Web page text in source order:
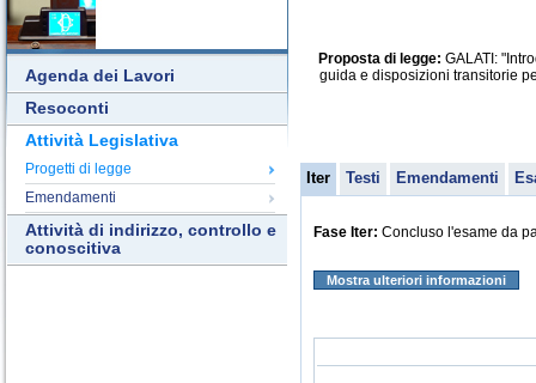
Agenda dei Lavori
Resoconti
Attività Legislativa
Progetti di legge
Emendamenti
Attività di indirizzo, controllo e
conoscitiva
Proposta di legge: GALATI:
guida e disposizioni transitorie
Iter Testi Emendamenti
Fase Iter: Concluso l'esame da
Mostra ulteriori informazioni